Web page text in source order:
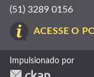
(51) 3289 0156
ACESSE O
Impulsionado por